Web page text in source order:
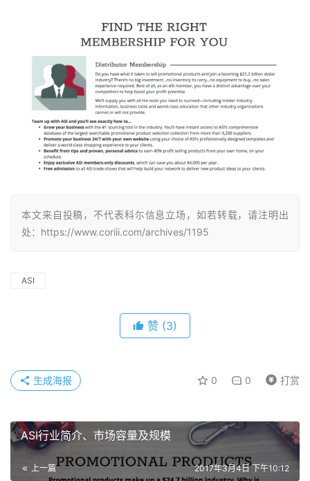
本文来自投稿，不代表科尓信息立场，如若转载，请注明出
处：https://www.coriii.com/archives/1195
ASI
赞 (3)
0 0 打赏
生成海报
ASI行业简介、市场容量及规模
上一篇 2017年3月4日 下午10:12